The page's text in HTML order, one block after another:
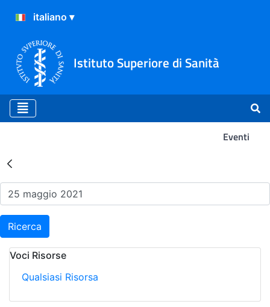
Istituto Superiore di Sanità
Eventi
Risultati della Ricerca -
Ricerca
Voci Risorse
Qualsiasi Risorsa